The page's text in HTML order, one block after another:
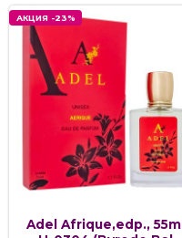
АКЦИЯ -23%
Adel Afrique,edp., 55ml